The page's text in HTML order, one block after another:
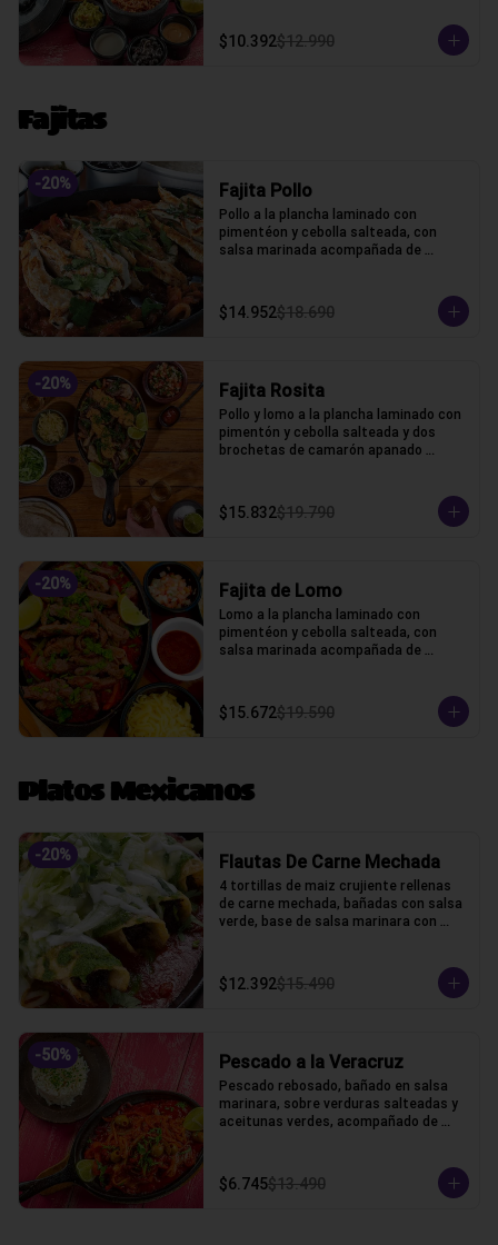
$10.392$12.990
Fajitas
-20% Fajita Pollo
Pollo a la plancha laminado con
pimentéon y cebolla salteada, con
salsa marinada acompañada de
$14.952$18.690
-20% Fajita Rosita
Pollo y lomo a la plancha laminado con
pimentón y cebolla salteada y dos
brochetas de camarón apanado
trigo.
$15.832$19.790
-20% Fajita de Lomo
Lomo a la plancha laminado con
pimentéon y cebolla salteada, con
salsa marinada acompañada de
$15.672$19.590
Platos Mexicanos
-20% Flautas De Carne Mechada
4 tortillas de maiz crujiente rellenas
de carne mechada, bañadas con salsa
verde, base de salsa marinara con
$12.392$15.490
-50% Pescado a la Veracruz
Pescado rebosado, bañado en salsa
marinara, sobre verduras salteadas y
aceitunas verdes, acompañado de
$6.745$13.490